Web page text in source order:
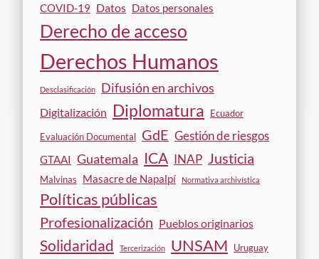
COVID-19 Datos Datos personales
Derecho de acceso
Derechos Humanos
Desclasificación Difusión en archivos
Digitalización Diplomatura Ecuador
Evaluación Documental GdE Gestión de riesgos
GTAAI Guatemala ICA INAP Justicia
Malvinas Masacre de Napalpí Normativa archivística
Políticas públicas
Profesionalización Pueblos originarios
Solidaridad Tercerización UNSAM Uruguay